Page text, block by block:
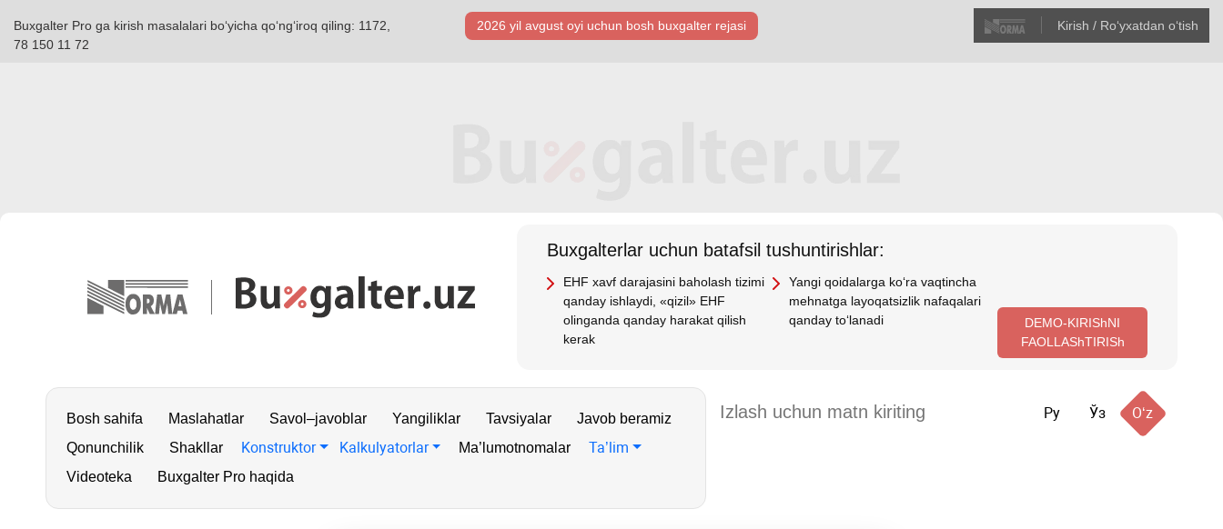
Buxgalter Pro ga kirish masalalari boʻyicha qoʻngʻiroq qiling: 1172,
78 150 11 72
2026 yil avgust oyi uchun bosh buхgalter rejasi Kirish / Roʻyхatdan oʻtish
Buхgalterlar uchun batafsil tushuntirishlar:
EHF хavf darajasini baholash tizimi
qanday ishlaydi, «qizil» EHF
olinganda qanday harakat qilish
kerak
Yangi qoidalarga koʻra vaqtincha
mehnatga layoqatsizlik nafaqalari
qanday toʻlanadi
DEMO-KIRIShNI
FAOLLAShTIRISh
Bosh sahifa Maslahatlar Savol–javoblar Yangiliklar Tavsiyalar
Javob beramiz
Qonunchilik
Shakllar Konstruktor Kalkulyatorlar Ma’lumotnomalar Ta’lim
Videoteka Buxgalter Pro haqida
Ру Ўз Oʻz